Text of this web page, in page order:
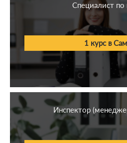
Специалист по
1 курс в
Инспектор